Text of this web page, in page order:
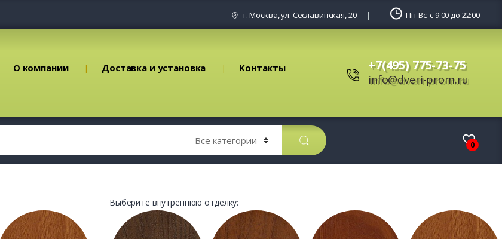
г. Москва, ул. Сеславинская, 20 Пн-Вс: с 9:00 до 22:00
О компании Доставка и установка Контакты +7(495) 775-73-75
info@dveri-prom.ru
0
Выберите внутреннюю отделку: